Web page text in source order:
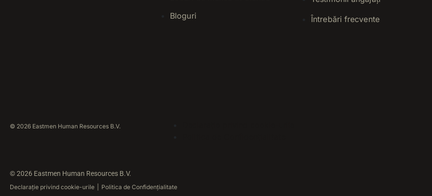
Bloguri Întrebări frecvente
© 2026 Eastmen Human Resources B.V.
© 2026 Eastmen Human Resources B.V.
Declarație privind cookie-urile Politica de Confidențialitate